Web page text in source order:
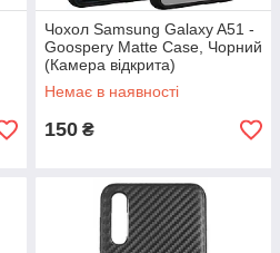
Чохол Samsung Galaxy A51 -
Goospery Matte Case, Чорний
(Камера відкрита)
Немає в наявності
150 ₴